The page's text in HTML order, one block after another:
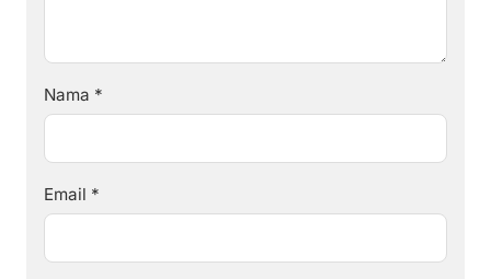
Nama *
Email *